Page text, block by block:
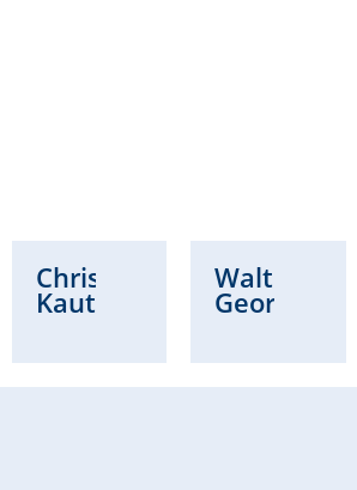
Christian
Kautz
Waltraud
Georg